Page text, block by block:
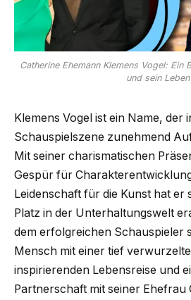
Catherine Ehemann Klemens Vogel: Ein
und sein Leben
Klemens Vogel ist ein Name, der
Schauspielszene zunehmend
Mit seiner charismatischen
Gespür für
Leidenschaft für die Kunst hat er
Platz in der Unterhaltungswelt
dem erfolgreichen Schauspieler
Mensch mit einer tief
inspirierenden Lebensreise und
Partnerschaft mit seiner Ehefrau